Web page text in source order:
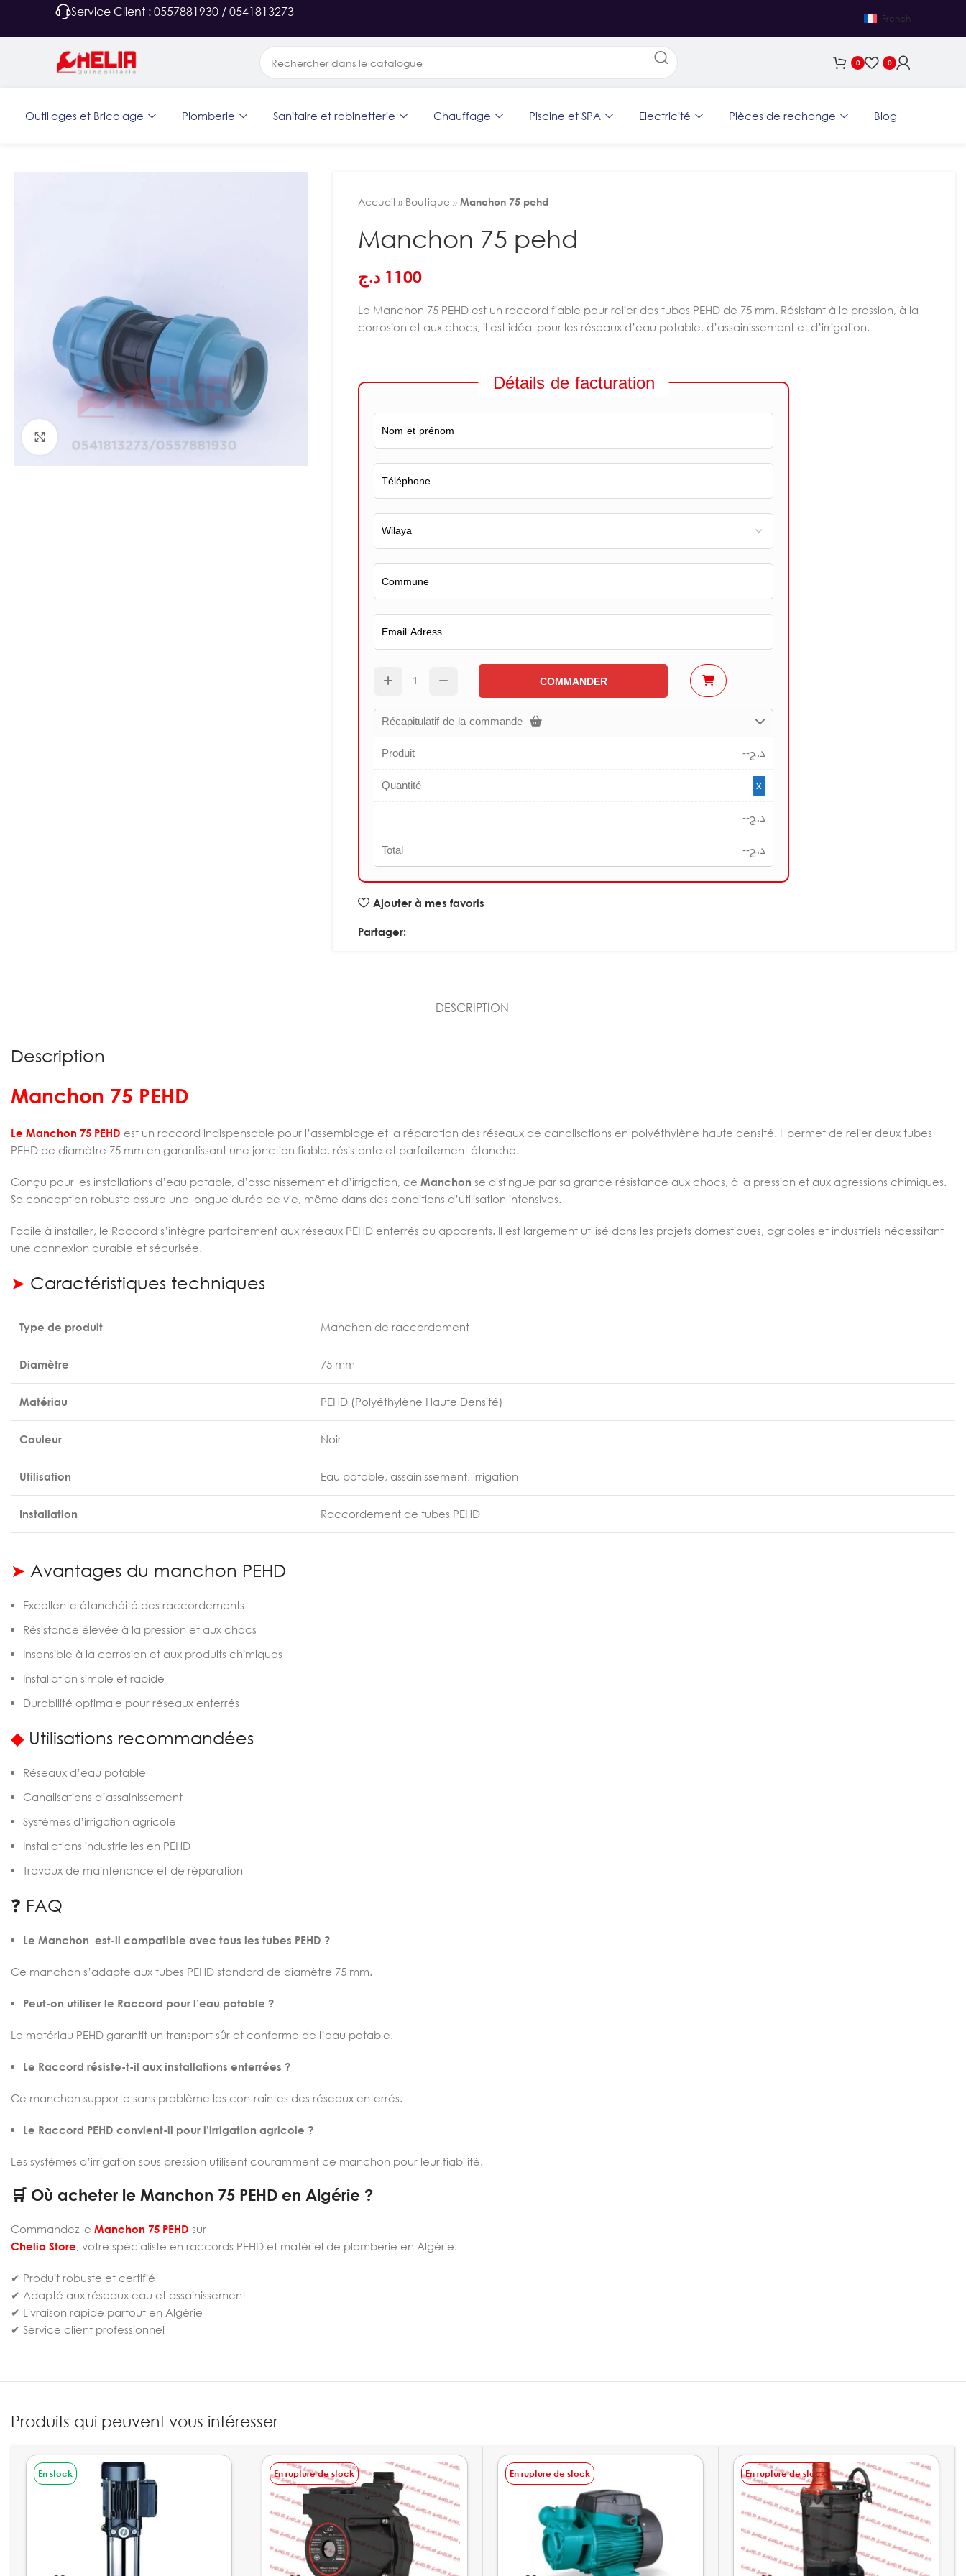
Service Client : 0557881930 / 0541813273 French
0 0
Outillages et Bricolage Plomberie Sanitaire et robinetterie Chauffage Piscine et SPA Electricité Pièces de rechange Blog
Accueil » Boutique » Manchon 75 pehd
Manchon 75 pehd
1100 د.ج
Le Manchon 75 PEHD est un raccord fiable pour relier des tubes PEHD de 75 mm. Résistant à la pression, à la
corrosion et aux chocs, il est idéal pour les réseaux d’eau potable, d’assainissement et d’irrigation.
Détails de facturation
COMMANDER
Récapitulatif de la commande
Produit
--د.ج
Quantité
x
--د.ج
Total
--د.ج
Ajouter à mes favoris
Partager:
DESCRIPTION
Description
Manchon 75 PEHD
Le Manchon 75 PEHD est un raccord indispensable pour l’assemblage et la réparation des réseaux de canalisations en polyéthylène haute densité. Il permet de relier deux tubes
PEHD de diamètre 75 mm en garantissant une jonction fiable, résistante et parfaitement étanche.
Conçu pour les installations d’eau potable, d’assainissement et d’irrigation, ce Manchon se distingue par sa grande résistance aux chocs, à la pression et aux agressions chimiques.
Sa conception robuste assure une longue durée de vie, même dans des conditions d’utilisation intensives.
Facile à installer, le Raccord s’intègre parfaitement aux réseaux PEHD enterrés ou apparents. Il est largement utilisé dans les projets domestiques, agricoles et industriels nécessitant
une connexion durable et sécurisée.
➤ Caractéristiques techniques
Type de produit Manchon de raccordement
Diamètre 75 mm
Matériau PEHD (Polyéthylène Haute Densité)
Couleur Noir
Utilisation Eau potable, assainissement, irrigation
Installation Raccordement de tubes PEHD
➤ Avantages du manchon PEHD
Excellente étanchéité des raccordements
Résistance élevée à la pression et aux chocs
Insensible à la corrosion et aux produits chimiques
Installation simple et rapide
Durabilité optimale pour réseaux enterrés
◆Utilisations recommandées
Réseaux d’eau potable
Canalisations d’assainissement
Systèmes d’irrigation agricole
Installations industrielles en PEHD
Travaux de maintenance et de réparation
❓ FAQ
Le Manchon est-il compatible avec tous les tubes PEHD ?
Ce manchon s’adapte aux tubes PEHD standard de diamètre 75 mm.
Peut-on utiliser le Raccord pour l’eau potable ?
Le matériau PEHD garantit un transport sûr et conforme de l’eau potable.
Le Raccord résiste-t-il aux installations enterrées ?
Ce manchon supporte sans problème les contraintes des réseaux enterrés.
Le Raccord PEHD convient-il pour l’irrigation agricole ?
Les systèmes d’irrigation sous pression utilisent couramment ce manchon pour leur fiabilité.
🛒 Où acheter le Manchon 75 PEHD en Algérie ?
Commandez le Manchon 75 PEHD sur
Chelia Store, votre spécialiste en raccords PEHD et matériel de plomberie en Algérie.
✔ Produit robuste et certifié
✔ Adapté aux réseaux eau et assainissement
✔ Livraison rapide partout en Algérie
✔ Service client professionnel
Produits qui peuvent vous intéresser
En stock En rupture de stock En rupture de stock En rupture de stock